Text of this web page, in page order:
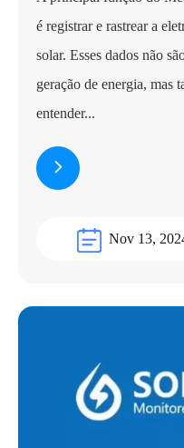
é registrar e rastrear a
solar. Esses dados não
geração de energia, mas
entender...
Nov 13,